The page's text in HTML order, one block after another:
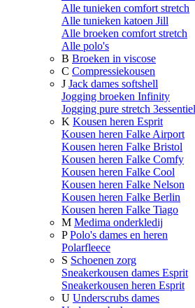
Alle tunieken comfort stretch
Alle tunieken katoen Jill
Alle broeken comfort stretch
Alle polo's
B Broeken in viscose
C Compressiekousen
J Jack dames softshell
Jogging broeken Infinity
Jogging pure stretch 3essentiel
K Kousen heren Esprit
Kousen heren Falke Airport
Kousen heren Falke Bristol
Kousen heren Falke Comfy
Kousen heren Falke Cool
Kousen heren Falke Nelson
Kousen heren Falke Berlin
Kousen heren Falke Tiago
M Medima onderkledij
P Polo's dames en heren
Polarfleece
S Schoenen zorg
Sneakerkousen dames Esprit
Sneakerkousen heren Esprit
U Underscrubs dames